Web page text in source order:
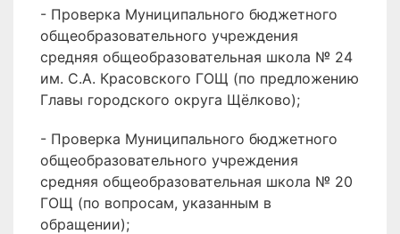
- Проверка Муниципального бюджетного
общеобразовательного учреждения
средняя общеобразовательная школа № 24
им. С.А. Красовского ГОЩ (по предложению
Главы городского округа Щёлково);
- Проверка Муниципального бюджетного
общеобразовательного учреждения
средняя общеобразовательная школа № 20
ГОЩ (по вопросам, указанным в
обращении);